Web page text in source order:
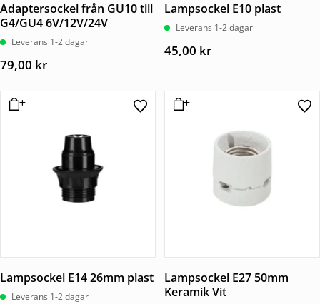
Adaptersockel från GU10 till
G4/GU4 6V/12V/24V
Leverans 1-2 dagar
79,00 kr
Lampsockel E10 plast
Leverans 1-2 dagar
45,00 kr
Lampsockel E14 26mm plast
Leverans 1-2 dagar
Lampsockel E27 50mm
Keramik Vit